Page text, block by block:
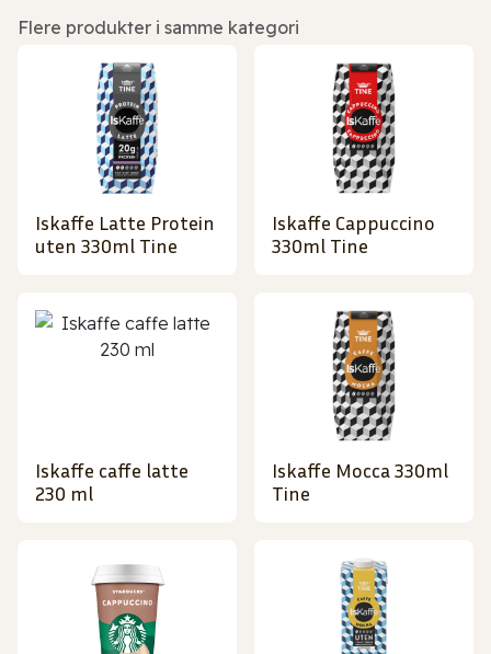
Flere produkter i samme kategori
Iskaffe Latte Protein
uten 330ml Tine
Iskaffe Cappuccino
330ml Tine
Iskaffe caffe latte
230 ml
Iskaffe Mocca 330ml
Tine